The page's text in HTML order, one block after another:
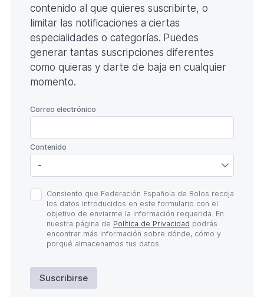
contenido al que quieres suscribirte, o
limitar las notificaciones a ciertas
especialidades o categorías. Puedes
generar tantas suscripciones diferentes
como quieras y darte de baja en cualquier
momento.
Correo electrónico
Contenido
Política
de
Privacidad
Consiento que Federación Española de Bolos recoja
los datos introducidos en este formulario con el
objetivo de enviarme la información requerida. En
nuestra página de Política de Privacidad podrás
encontrar más información sobre dónde, cómo y
porqué almacenamos tus datos.
Suscribirse